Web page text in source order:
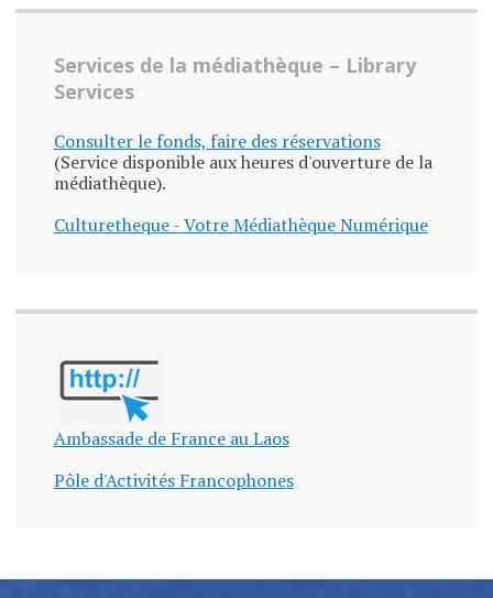
Services de la médiathèque – Library
Services
Consulter le fonds, faire des réservations
(Service disponible aux heures d'ouverture de la
médiathèque).
Culturetheque - Votre Médiathèque Numérique
Ambassade de France au Laos
Pôle d'Activités Francophones